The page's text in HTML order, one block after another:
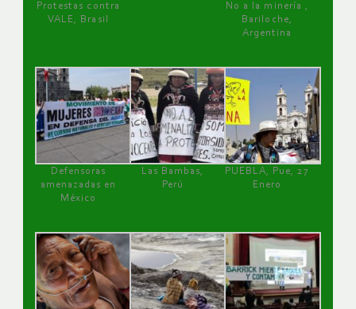
Protestas contra
VALE, Brasil
No a la minería ,
Bariloche,
Argentina
Defensoras
amenazadas en
México
Las Bambas,
Perú
PUEBLA, Pue, 27
Enero